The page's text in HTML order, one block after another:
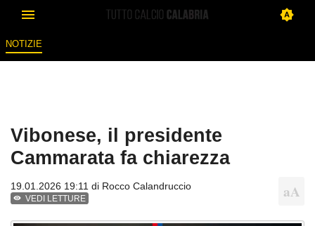
NOTIZIE
Vibonese, il presidente
Cammarata fa chiarezza
19.01.2026 19:11 di Rocco Calandruccio
VEDI LETTURE